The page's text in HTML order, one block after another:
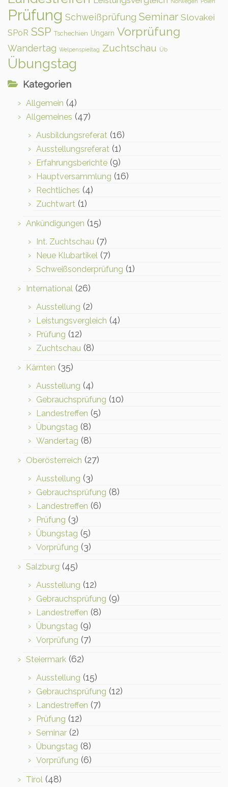
Prüfung Schweißprüfung Seminar Slovakei
SPoR SSP Tschechien Ungarn Vorprüfung
Wandertag Welpenspieltag Zuchtschau Üb
Übungstag
Kategorien
Allgemein (4)
Allgemeines (47)
Ausbildungsreferat (16)
Ausstellungsreferat (1)
Erfahrungsberichte (9)
Hauptversammlung (16)
Rechtliches (4)
Zuchtwart (1)
Ankündigungen (15)
Int. Zuchtschau (7)
Neue Klubartikel (7)
Schweißsonderprüfung (1)
International (26)
Ausstellung (2)
Leistungsvergleich (4)
Prüfung (12)
Zuchtschau (8)
Kärnten (35)
Ausstellung (4)
Gebrauchsprüfung (10)
Landestreffen (5)
Übungstag (8)
Wandertag (8)
Oberösterreich (27)
Ausstellung (3)
Gebrauchsprüfung (8)
Landestreffen (6)
Prüfung (3)
Übungstag (5)
Vorprüfung (3)
Salzburg (45)
Ausstellung (12)
Gebrauchsprüfung (9)
Landestreffen (8)
Übungstag (9)
Vorprüfung (7)
Steiermark (62)
Ausstellung (15)
Gebrauchsprüfung (12)
Landestreffen (7)
Prüfung (12)
Seminar (2)
Übungstag (8)
Vorprüfung (6)
Tirol (48)